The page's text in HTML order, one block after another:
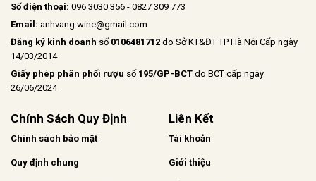
Số điện thoại: 096 3030 356 - 0827 309 773
Email: anhvang.wine@gmail.com
Đăng ký kinh doanh số 0106481712 do Sở KT&ĐT TP Hà Nội Cấp ngày
14/03/2014
Giấy phép phân phối rượu số 195/GP-BCT do BCT cấp ngày
26/06/2024
Chính Sách Quy Định
Chính sách bảo mật
Quy định chung
Liên Kết
Tài khoản
Giới thiệu